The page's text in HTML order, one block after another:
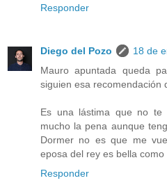
Responder
Diego del Pozo
18 de
Mauro apuntada queda
siguien esa recomendación
Es una lástima que no te
mucho la pena aunque
Dormer no es que me
eposa del rey es bella como
Responder